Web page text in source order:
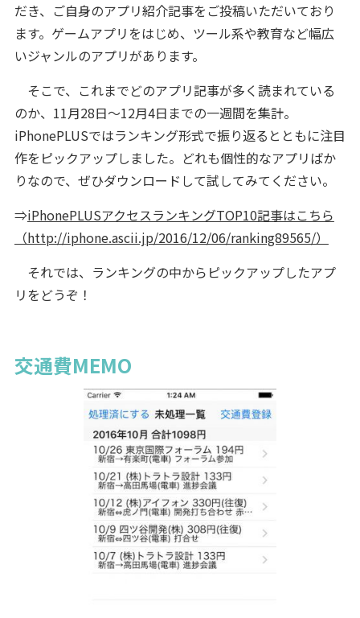
だき、ご自身のアプリ紹介記事をご投稿いただいており
ます。ゲームアプリをはじめ、ツール系や教育など幅広
いジャンルのアプリがあります。
そこで、これまでどのアプリ記事が多く読まれている
のか、11月28日～12月4日までの一週間を集計。
iPhonePLUSではランキング形式で振り返るとともに注目
作をピックアップしました。どれも個性的なアプリばか
りなので、ぜひダウンロードして試してみてください。
⇒iPhonePLUSアクセスランキングTOP10記事はこちら
（http://iphone.ascii.jp/2016/12/06/ranking89565/）
それでは、ランキングの中からピックアップしたアプ
リをどうぞ！
交通費MEMO